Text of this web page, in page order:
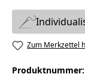
Zum Merkzettel
Produktnummer: